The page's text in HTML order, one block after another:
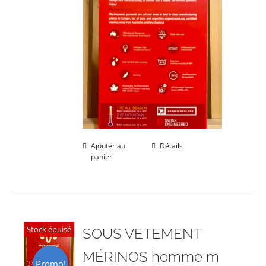
Ajouter au
panier
Détails
Stock épuisé
Promo!
SOUS VETEMENT
MÉRINOS homme m